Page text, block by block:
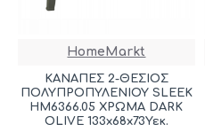
HomeMarkt
ΚΑΝΑΠΕΣ 2-ΘΕΣΙΟΣ
ΠΟΛΥΠΡΟΠΥΛΕΝΙΟΥ SLEEK
HM6366.05 ΧΡΩΜΑ DARK
OLIVE 133x68x73Υεκ.